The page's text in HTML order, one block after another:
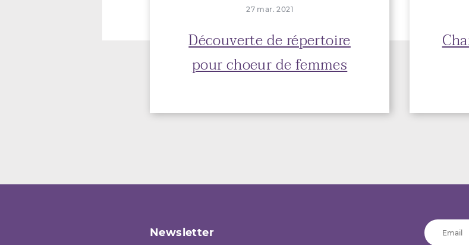
27 mar. 2021
Découverte de répertoire
pour choeur de femmes
Newsletter